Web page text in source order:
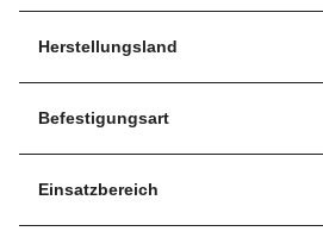
Herstellungsland
Befestigungsart
Einsatzbereich